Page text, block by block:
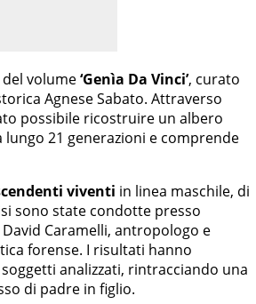
volume‘Genìa Da Vinci’, curato
Agnese Sabato. Attraverso
possibile ricostruire un albero
lungo 21 generazioni e comprende
viventi in linea maschile, di
sono state condotte presso
Caramelli, antropologo e
forense. I risultati hanno
analizzati, rintracciando una
di padre in figlio.